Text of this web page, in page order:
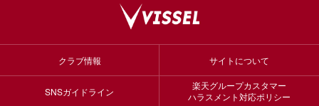
クラブ情報 サイトについて
SNSガイドライン
楽天グループカスタマー
ハラスメント対応ポリシー